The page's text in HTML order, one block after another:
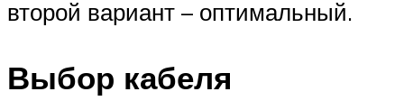
второй вариант – оптимальный.
Выбор кабеля